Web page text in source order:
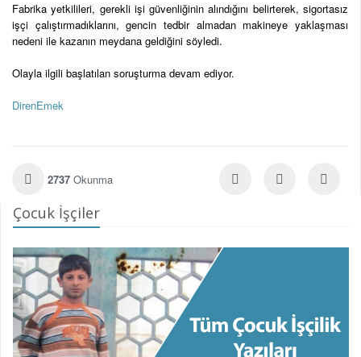
Fabrika yetkilileri, gerekli işi güvenliğinin alındığını belirterek, sigortasız
işçi çalıştırmadıklarını, gencin tedbir almadan makineye yaklaşması
nedeni ile kazanın meydana geldiğini söyledi.
Olayla ilgili başlatılan soruşturma devam ediyor.
DirenEmek
2737 Okunma
Çocuk İşçiler